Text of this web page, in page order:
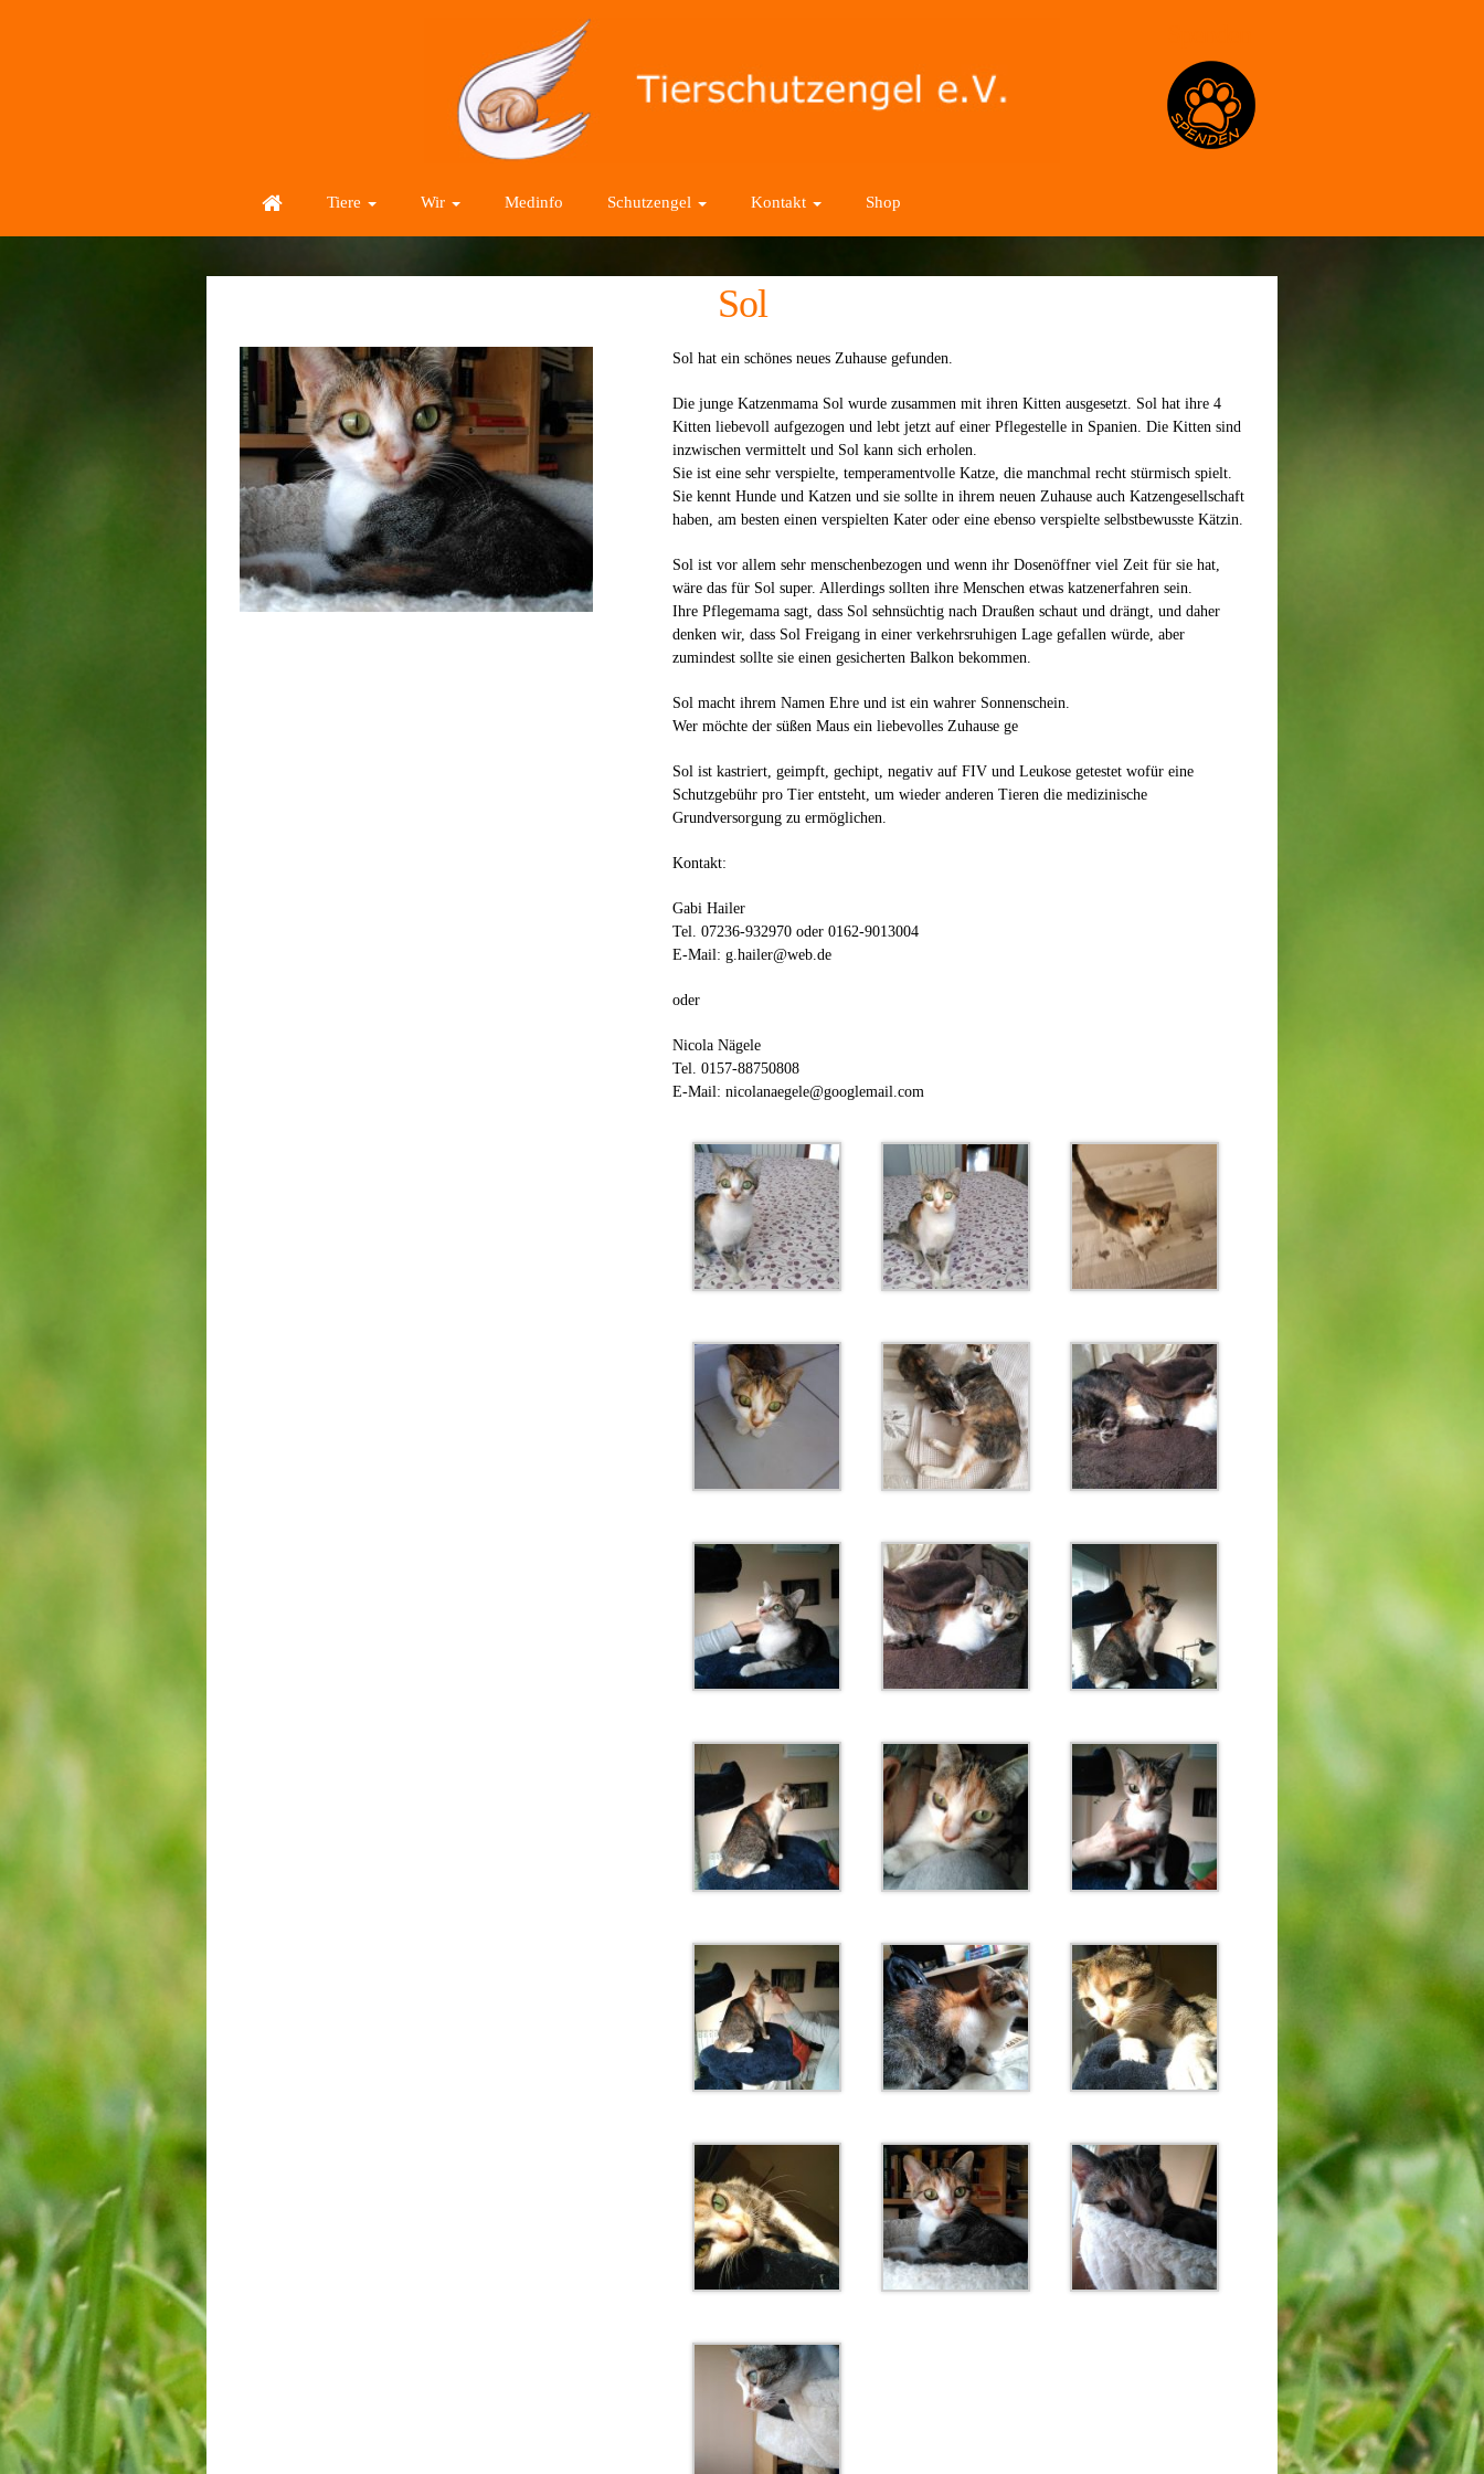
Tiere Wir Medinfo Schutzengel Kontakt Shop
Sol
Sol hat ein schönes neues Zuhause gefunden.
Die junge Katzenmama Sol wurde zusammen mit ihren Kitten ausgesetzt. Sol hat ihre 4
Kitten liebevoll aufgezogen und lebt jetzt auf einer Pflegestelle in Spanien. Die Kitten sind
inzwischen vermittelt und Sol kann sich erholen.
Sie ist eine sehr verspielte, temperamentvolle Katze, die manchmal recht stürmisch spielt.
Sie kennt Hunde und Katzen und sie sollte in ihrem neuen Zuhause auch Katzengesellschaft
haben, am besten einen verspielten Kater oder eine ebenso verspielte selbstbewusste Kätzin.
Sol ist vor allem sehr menschenbezogen und wenn ihr Dosenöffner viel Zeit für sie hat,
wäre das für Sol super. Allerdings sollten ihre Menschen etwas katzenerfahren sein.
Ihre Pflegemama sagt, dass Sol sehnsüchtig nach Draußen schaut und drängt, und daher
denken wir, dass Sol Freigang in einer verkehrsruhigen Lage gefallen würde, aber
zumindest sollte sie einen gesicherten Balkon bekommen.
Sol macht ihrem Namen Ehre und ist ein wahrer Sonnenschein.
Wer möchte der süßen Maus ein liebevolles Zuhause ge
Sol ist kastriert, geimpft, gechipt, negativ auf FIV und Leukose getestet wofür eine
Schutzgebühr pro Tier entsteht, um wieder anderen Tieren die medizinische
Grundversorgung zu ermöglichen.
Kontakt:
Gabi Hailer
Tel. 07236-932970 oder 0162-9013004
E-Mail: g.hailer@web.de
oder
Nicola Nägele
Tel. 0157-88750808
E-Mail: nicolanaegele@googlemail.com